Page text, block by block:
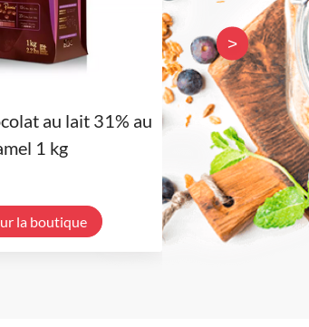
au lait 31% au
1 kg
la boutique
Toile de
>